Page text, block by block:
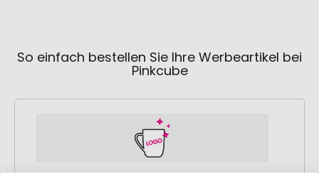
So einfach bestellen Sie Ihre Werbeartikel bei
Pinkcube